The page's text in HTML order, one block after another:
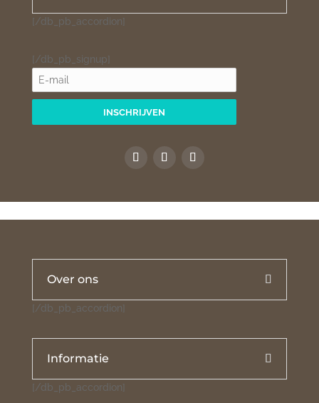
[/db_pb_accordion]
[/db_pb_signup]
INSCHRIJVEN
Over ons
[/db_pb_accordion]
Informatie
[/db_pb_accordion]